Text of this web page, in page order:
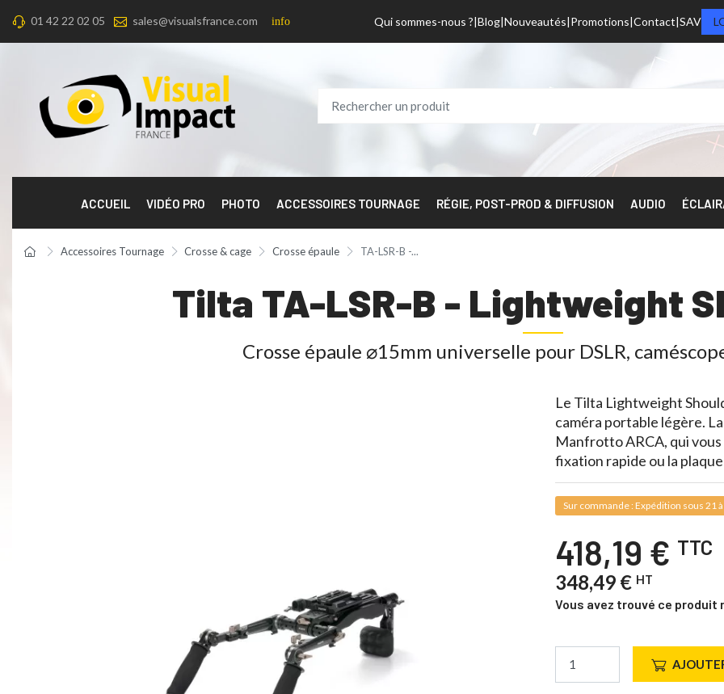
01 42 22 02 05 sales@visualsfrance.com info Qui sommes-nous ? Blog Nouveautés Promotions Contact SAV
ACCUEIL VIDÉO PRO PHOTO ACCESSOIRES TOURNAGE RÉGIE, POST-PROD & DIFFUSION AUDIO
Accessoires Tournage Crosse & cage Crosse épaule TA-LSR-B -...
Tilta TA-LSR-B - Lightweight
Crosse épaule ⌀15mm universelle pour DSLR,
Le Tilta Lightweight
caméra portable légère.
Manfrotto ARCA, qui
fixation rapide ou la
Sur commande : Expédition sous 21
418,19 € TTC
348,49 € HT
Vous avez trouvé ce produit